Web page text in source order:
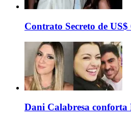
Contrato Secreto de
Dani Calabresa